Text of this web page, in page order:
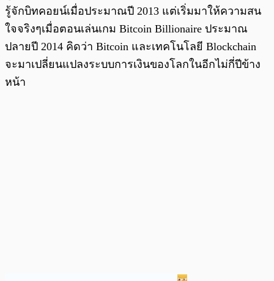
รู้จักบิทคอยน์เมื่อประมาณปี 2013 แต่เริ่มมาให้ความสน
ใจจริงๆเมื่อตอนเล่นเกม Bitcoin Billionaire ประมาณ
ปลายปี 2014 คิดว่า Bitcoin และเทคโนโลยี Blockchain
จะมาเปลี่ยนแปลงระบบการเงินของโลกในอีกไม่กี่ปีข้าง
หน้า